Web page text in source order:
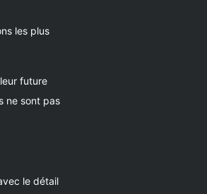
les plus
future
ne sont pas
le détail